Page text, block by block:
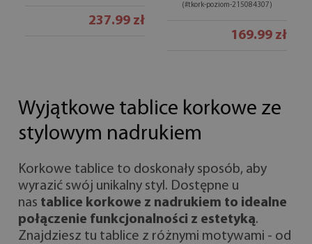
237.99 zł
(#tkork-poziom-215084307)
169.99 zł
Wyjątkowe tablice korkowe ze
stylowym nadrukiem
Korkowe tablice to doskonały sposób, aby
wyrazić swój unikalny styl. Dostępne u
nas tablice korkowe z nadrukiem to idealne
połączenie funkcjonalności z estetyką.
Znajdziesz tu tablice z różnymi motywami - od